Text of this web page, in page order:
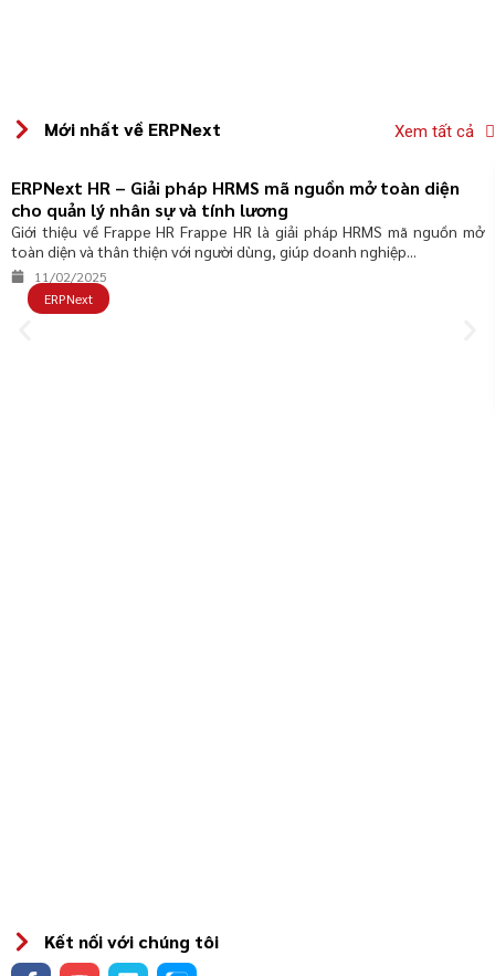
Mới nhất về ERPNext Xem tất cả
ERPNext
ERPNext HR – Giải pháp HRMS mã nguồn mở toàn diện
cho quản lý nhân sự và tính lương
Giới thiệu về Frappe HR Frappe HR là giải pháp HRMS mã nguồn mở
toàn diện và thân thiện với người dùng, giúp doanh nghiệp...
11/02/2025
Kết nối với chúng tôi